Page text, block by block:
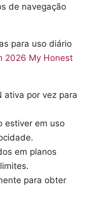
de navegação
para uso diário
2026 My Honest
ativa por vez para
estiver em uso
em planos
para obter